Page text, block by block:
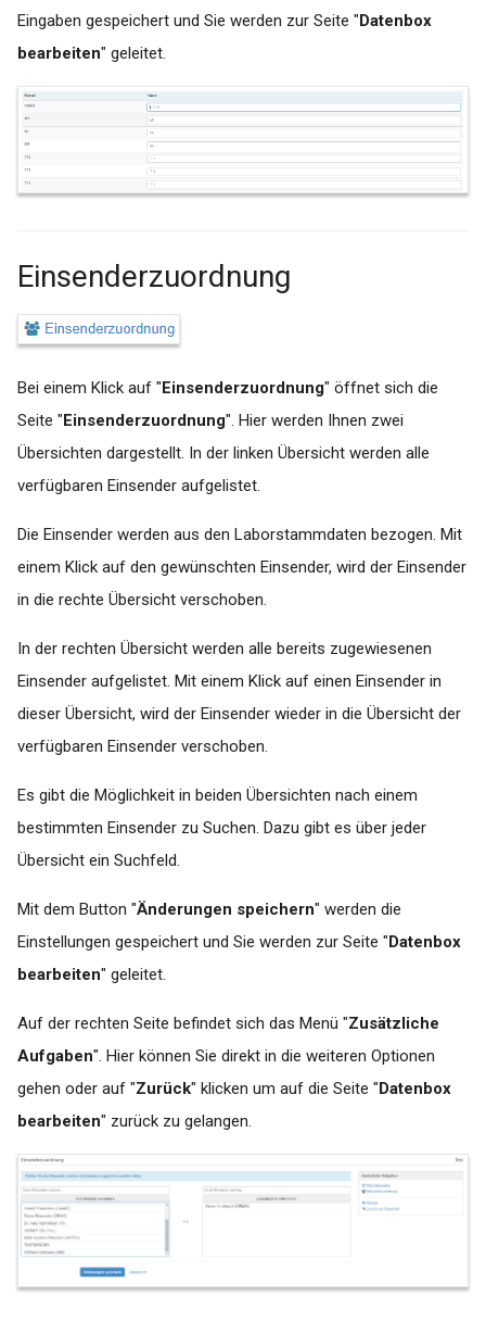
Eingaben gespeichert und Sie werden zur Seite " Datenbox
bearbeiten" geleitet.
Einsenderzuordnung
Bei einem Klick auf "Einsenderzuordnung" öffnet sich die
Seite "Einsenderzuordnung". Hier werden Ihnen zwei
Übersichten dargestellt. In der linken Übersicht werden alle
verfügbaren Einsender aufgelistet.
Die Einsender werden aus den Laborstammdaten bezogen. Mit
einem Klick auf den gewünschten Einsender, wird der Einsender
in die rechte Übersicht verschoben.
In der rechten Übersicht werden alle bereits zugewiesenen
Einsender aufgelistet. Mit einem Klick auf einen Einsender in
dieser Übersicht, wird der Einsender wieder in die Übersicht der
verfügbaren Einsender verschoben.
Es gibt die Möglichkeit in beiden Übersichten nach einem
bestimmten Einsender zu Suchen. Dazu gibt es über jeder
Übersicht ein Suchfeld.
Mit dem Button "Änderungen speichern" werden die
Einstellungen gespeichert und Sie werden zur Seite "Datenbox
bearbeiten" geleitet.
Auf der rechten Seite befindet sich das Menü "Zusätzliche
Aufgaben". Hier können Sie direkt in die weiteren Optionen
gehen oder auf "Zurück" klicken um auf die Seite "Datenbox
bearbeiten" zurück zu gelangen.